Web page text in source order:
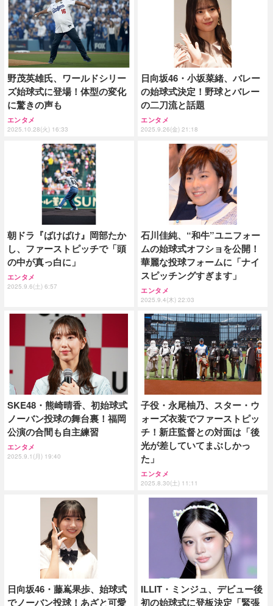
野茂英雄氏、ワールドシリー
ズ始球式に登場！体型の変化
に驚きの声も
エンタメ
2025.10.28(火) 16:33
日向坂46・小坂菜緒、バレー
の始球式決定！野球とバレー
の二刀流と話題
エンタメ
2025.9.26(金) 21:18
朝ドラ『ばけばけ』岡部たか
し、ファーストピッチで「頭
の中が真っ白に」
エンタメ
2025.9.6(土) 6:57
石川佳純、“和牛”ユニフォー
ムの始球式オフショを公開！
華麗な投球フォームに「ナイ
スピッチングすぎます」
エンタメ
2025.9.4(木) 22:03
SKE48・熊崎晴香、初始球式
ノーバン投球の舞台裏！福岡
公演の合間も自主練習
エンタメ
2025.9.1(月) 19:40
子役・永尾柚乃、スター・ウ
ォーズ衣装でファーストピッ
チ！新庄監督との対面は「後
光が差していてまぶしかっ
た」
エンタメ
2025.8.30(土) 11:11
日向坂46・藤嶌果歩、始球式
でノーバン投球！あざと可愛
ILLIT・ミンジュ、デビュー後
初の始球式に登板決定「緊張